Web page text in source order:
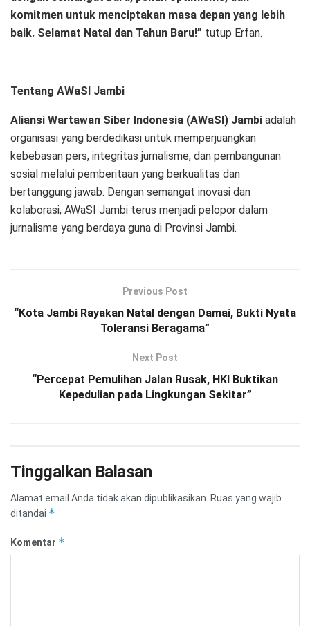
komitmen untuk menciptakan masa depan yang lebih
baik. Selamat Natal dan Tahun Baru!” tutup Erfan.
Tentang AWaSI Jambi
Aliansi Wartawan Siber Indonesia (AWaSI) Jambi adalah
organisasi yang berdedikasi untuk memperjuangkan
kebebasan pers, integritas jurnalisme, dan pembangunan
sosial melalui pemberitaan yang berkualitas dan
bertanggung jawab. Dengan semangat inovasi dan
kolaborasi, AWaSI Jambi terus menjadi pelopor dalam
jurnalisme yang berdaya guna di Provinsi Jambi.
Previous Post
“Kota Jambi Rayakan Natal dengan Damai, Bukti Nyata
Toleransi Beragama”
Next Post
“Percepat Pemulihan Jalan Rusak, HKI Buktikan
Kepedulian pada Lingkungan Sekitar”
Tinggalkan Balasan
Alamat email Anda tidak akan dipublikasikan. Ruas yang wajib
ditandai *
Komentar *